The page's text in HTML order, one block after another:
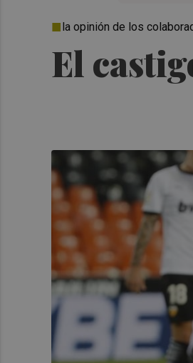
El
la opinión de los